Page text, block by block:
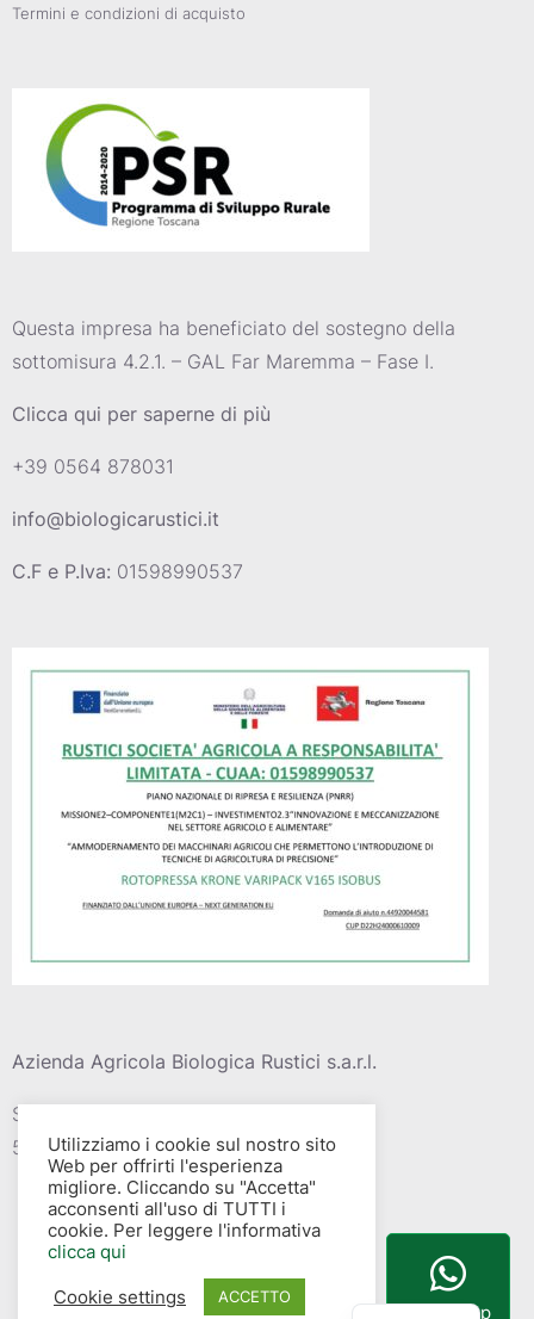
Termini e condizioni di acquisto
Questa impresa ha beneficiato del sostegno della
sottomisura 4.2.1. – GAL Far Maremma – Fase I.
Clicca qui per saperne di più
+39 0564 878031
info@biologicarustici.it
C.F e P.Iva: 01598990537
Azienda Agricola Biologica Rustici s.a.r.l.
Strada vic. Della barca del grazi, 4
58015 – Albinia (GR)
Utilizziamo i cookie sul nostro sito
Web per offrirti l'esperienza
migliore. Cliccando su "Accetta"
acconsenti all'uso di TUTTI i
cookie. Per leggere l'informativa
clicca qui
Cookie settings
ACCETTO
WhatsApp
English